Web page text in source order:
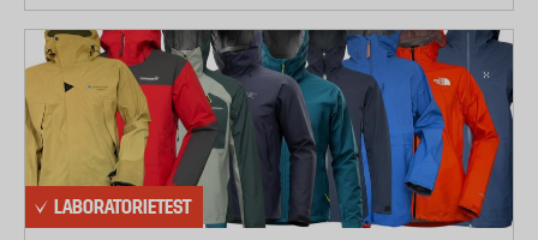
Resultatet redovisas som gram vatten/minut och är
ett medelvärde av tre mätningar.
LABORATORIETEST